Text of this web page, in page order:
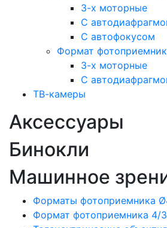
3-х моторные
С
С автофокусом
Формат
3-х моторные
С
ТВ-камеры
Аксессуары
Бинокли
Машинное
Форматы фотоприемника
Формат фотоприемника 4/